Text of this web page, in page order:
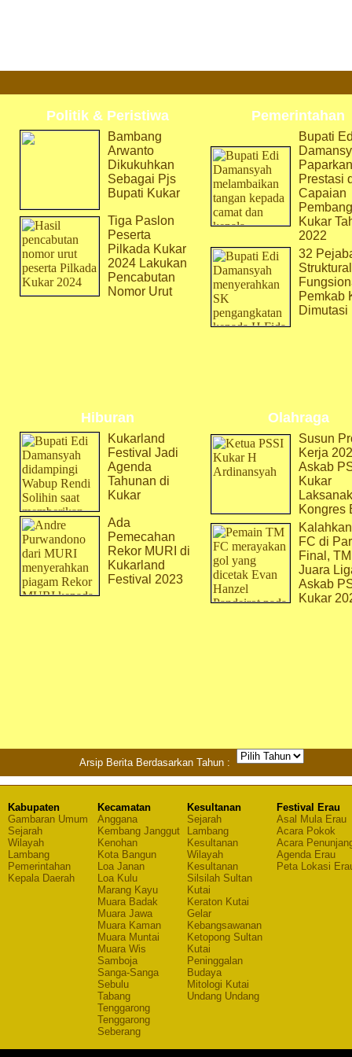
Politik & Peristiwa Pemerintahan
Bambang
Arwanto
Dikukuhkan
Sebagai Pjs
Bupati Kukar
Tiga Paslon
Peserta
Pilkada Kukar
2024 Lakukan
Pencabutan
Nomor Urut
Bupati
Paparkan
Prestasi
Capaian
Kukar
2022
32
Pemkab
Dimutasi
Hiburan Olahraga
Kukarland
Festival Jadi
Agenda
Tahunan di
Kukar
Ada
Pemecahan
Rekor MURI di
Kukarland
Festival 2023
Susun
Kerja
Askab
Kukar
Kongres
FC di
Final,
Juara
Askab
Kukar
Arsip Berita Berdasarkan Tahun :
Kabupaten
Gambaran Umum
Sejarah
Wilayah
Lambang
Pemerintahan
Kepala Daerah
Kecamatan
Anggana
Kembang Janggut
Kenohan
Kota Bangun
Loa Janan
Loa Kulu
Marang Kayu
Muara Badak
Muara Jawa
Muara Kaman
Muara Muntai
Muara Wis
Samboja
Sanga-Sanga
Sebulu
Tabang
Tenggarong
Tenggarong
Seberang
Kesultanan
Sejarah
Lambang
Kesultanan
Wilayah
Kesultanan
Silsilah Sultan
Kutai
Keraton Kutai
Gelar
Kebangsawanan
Ketopong Sultan
Kutai
Peninggalan
Budaya
Mitologi Kutai
Undang Undang
Festival Erau
Asal Mula Erau
Acara Pokok
Acara
Agenda Erau
Peta Lokasi